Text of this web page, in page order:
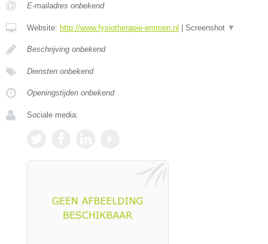
E-mailadres onbekend
Website: http://www.fysiotherapie-emmen.nl Screenshot ▼
Beschrijving onbekend
Diensten onbekend
Openingstijden onbekend
Sociale media: